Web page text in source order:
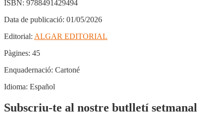
ISBN: 9788491429494
Data de publicació: 01/05/2026
Editorial: ALGAR EDITORIAL
Pàgines: 45
Enquadernació: Cartoné
Idioma: Español
Subscriu-te al nostre butlletí setmanal